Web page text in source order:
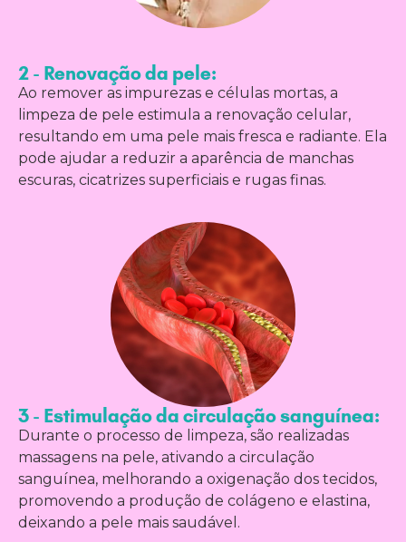
2 - Renovação da pele:
Ao remover as impurezas e células mortas, a
limpeza de pele estimula a renovação celular,
resultando em uma pele mais fresca e radiante. Ela
pode ajudar a reduzir a aparência de manchas
escuras, cicatrizes superficiais e rugas finas.
3 - Estimulação da circulação sanguínea:
Durante o processo de limpeza, são realizadas
massagens na pele, ativando a circulação
sanguínea, melhorando a oxigenação dos tecidos,
promovendo a produção de colágeno e elastina,
deixando a pele mais saudável.